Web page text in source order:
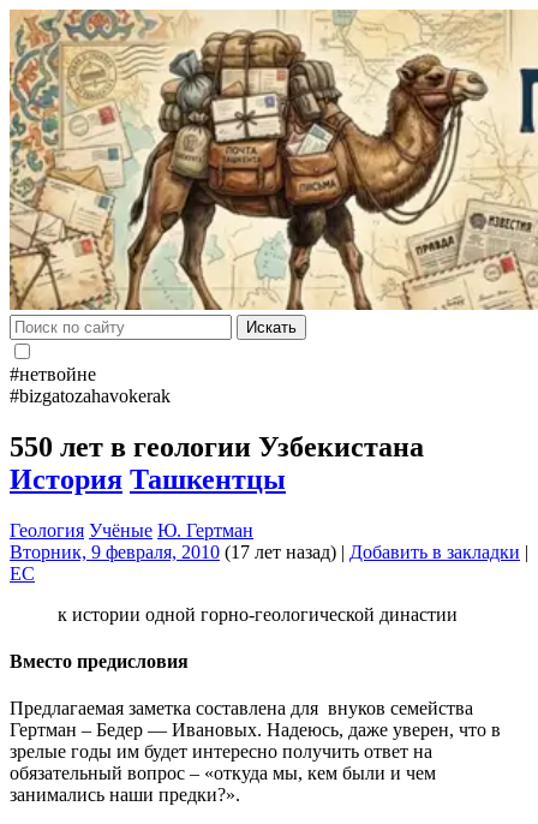
Искать
#нетвойне
#bizgatozahavokerak
550 лет в геологии Узбекистана
История Ташкентцы
Геология Учёные Ю. Гертман
Вторник, 9 февраля, 2010 (17 лет назад) | Добавить в закладки |
EC
к истории одной горно-геологической династии
Вместо предисловия
Предлагаемая заметка составлена для внуков семейства
Гертман – Бедер — Ивановых. Надеюсь, даже уверен, что в
зрелые годы им будет интересно получить ответ на
обязательный вопрос – «откуда мы, кем были и чем
занимались наши предки?».